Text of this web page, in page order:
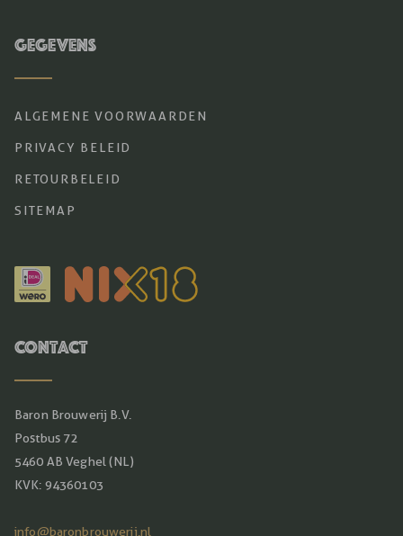
Gegevens
ALGEMENE VOORWAARDEN
PRIVACY BELEID
RETOURBELEID
SITEMAP
Contact
Baron Brouwerij B.V.
Postbus 72
5460 AB Veghel (NL)
KVK: 94360103
info@baronbrouwerij.nl